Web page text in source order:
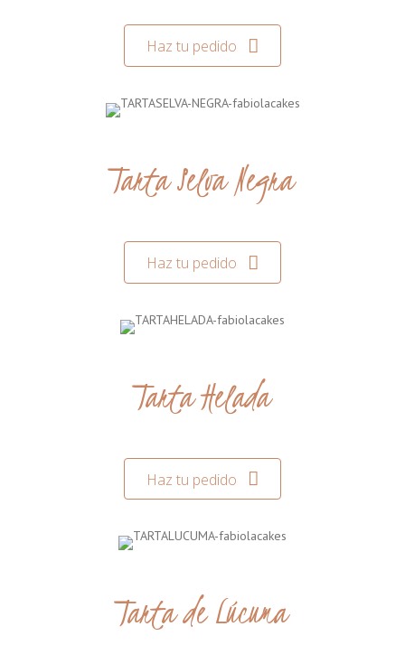
Haz tu pedido
Tarta Selva Negra
Haz tu pedido
Tarta Helada
Haz tu pedido
Tarta de Lúcuma